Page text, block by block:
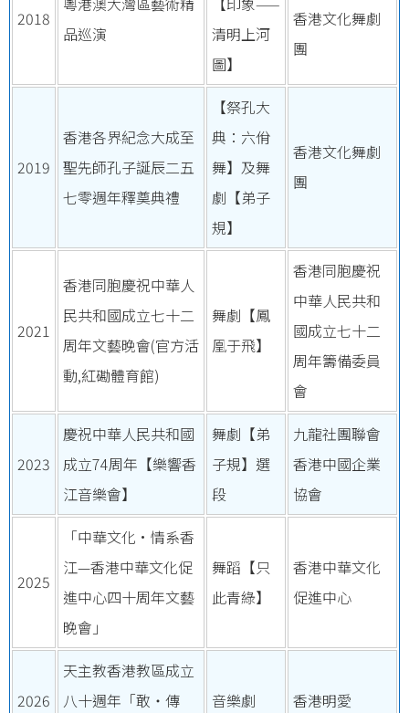
2018
品巡演
清明上河
圖】
香港文化舞劇
團
2019
香港各界紀念大成至
聖先師孔子誕辰二五
七零週年釋奠典禮
【祭孔大
典：六佾
舞】及舞
劇【弟子
規】
香港文化舞劇
團
2021
香港同胞慶祝中華人
民共和國成立七十二
周年文藝晚會(官方活
動,紅磡體育館)
舞劇【鳳
凰于飛】
香港同胞慶祝
中華人民共和
國成立七十二
周年籌備委員
會
2023
慶祝中華人民共和國
成立74周年【樂響香
江音樂會】
舞劇【弟
子規】選
段
九龍社團聯會
香港中國企業
協會
2025
「中華文化•情系香
江—香港中華文化促
進中心四十周年文藝
晚會」
舞蹈【只
此青綠】
香港中華文化
促進中心
2026
天主教香港教區成立
八十週年「敢・傳
音樂劇 香港明愛